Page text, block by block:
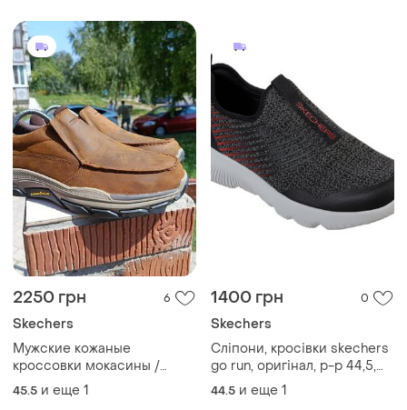
2250 грн 6
Skechers
Мужские кожаные
кроссовки мокасины /
слипоны skechers goodyear
wide fit (оригинал)
45.5 и еще 1
1400 грн 0
Skechers
Сліпони, кросівки skechers
go run, оригінал, р-р 44,5,
уст 29 см
44.5 и еще 1